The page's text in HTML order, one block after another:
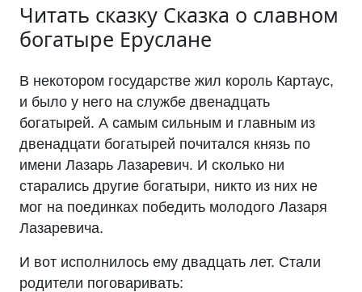
Читать сказку Сказка о славном
богатыре Еруслане
В некотором государстве жил король Картаус,
и было у него на службе двенадцать
богатырей. А самым сильным и главным из
двенадцати богатырей почитался князь по
имени Лазарь Лазаревич. И сколько ни
старались другие богатыри, никто из них не
мог на поединках победить молодого Лазаря
Лазаревича.
И вот исполнилось ему двадцать лет. Стали
родители поговаривать: